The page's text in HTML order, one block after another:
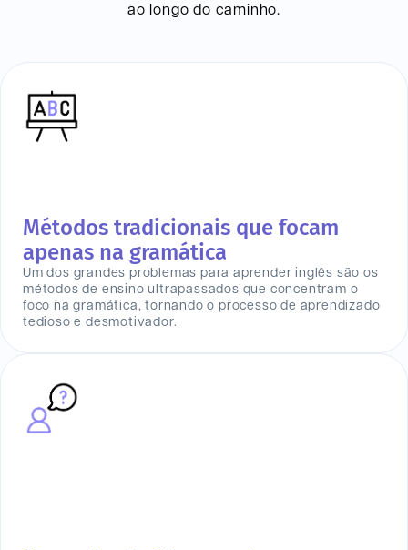
ao longo do caminho.
Métodos tradicionais que focam
apenas na gramática
Um dos grandes problemas para aprender inglês são os
métodos de ensino ultrapassados que concentram o
foco na gramática, tornando o processo de aprendizado
tedioso e desmotivador.